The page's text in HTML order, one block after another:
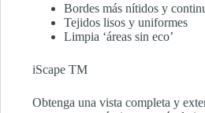
Bordes más nítidos y
Tejidos lisos y uniformes
Limpia ‘áreas sin eco’
iScape TM
Obtenga una vista completa y